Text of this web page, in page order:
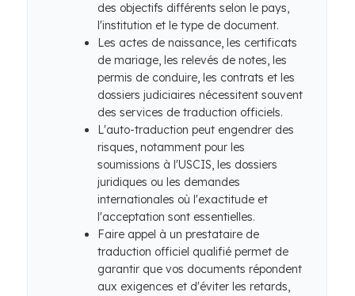
des objectifs différents selon le pays,
l'institution et le type de document.
Les actes de naissance, les certificats
de mariage, les relevés de notes, les
permis de conduire, les contrats et les
dossiers judiciaires nécessitent souvent
des services de traduction officiels.
L'auto-traduction peut engendrer des
risques, notamment pour les
soumissions à l'USCIS, les dossiers
juridiques ou les demandes
internationales où l'exactitude et
l'acceptation sont essentielles.
Faire appel à un prestataire de
traduction officiel qualifié permet de
garantir que vos documents répondent
aux exigences et d'éviter les retards,